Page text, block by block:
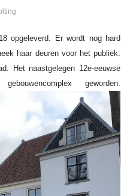
opgeleverd. Er wordt nog hard
haar deuren voor het publiek.
Het naastgelegen 12e-eeuwse
geworden.